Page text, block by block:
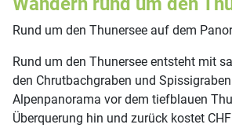
Rund um den Thunersee auf dem
Rund um den Thunersee entsteht mit
den Chrutbachgraben und
Alpenpanorama vor dem tiefblauen
Überquerung hin und zurück kostet